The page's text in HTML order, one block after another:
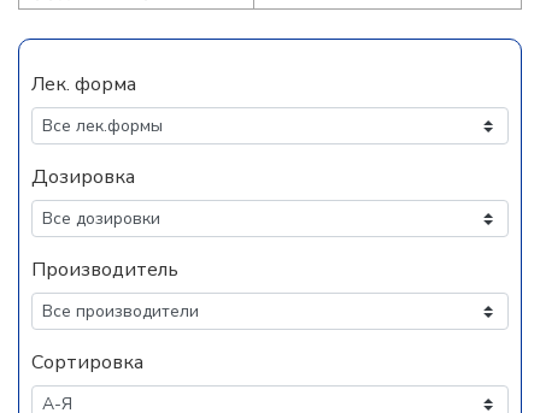
Лек. форма
Дозировка
Производитель
Сортировка